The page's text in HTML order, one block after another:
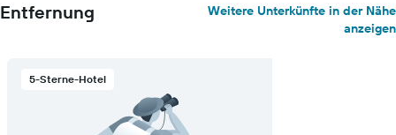
Entfernung
Weitere Unterkünfte in der Nähe
anzeigen
5-Sterne-Hotel